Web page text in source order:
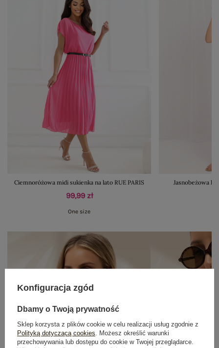
Ciemnoróżowa midi sukienka na lato RUE PARIS
99,99 zł
One size
Jasnobeżowa
Konfiguracja zgód
Dbamy o Twoją prywatność
Sklep korzysta z plików cookie w celu realizacji usług zgodnie z
Polityką dotyczącą cookies. Możesz określić warunki
przechowywania lub dostępu do cookie w Twojej przeglądarce.